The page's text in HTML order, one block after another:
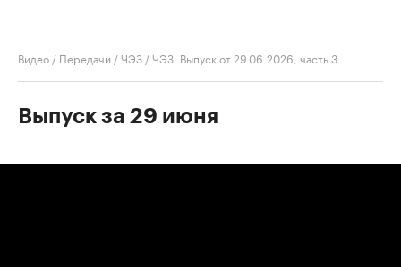
Видео / Передачи /ЧЭЗ /ЧЭЗ. Выпуск от 29.06.2026, часть 3
Выпуск за 29 июня